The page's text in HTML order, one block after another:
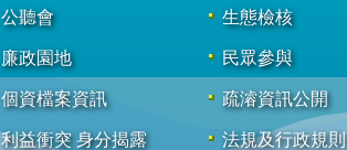
公聽會
廉政園地
個資檔案資訊
利益衝突 身分揭露
生態檢核
民眾參與
疏濬資訊公開
法規及行政規則